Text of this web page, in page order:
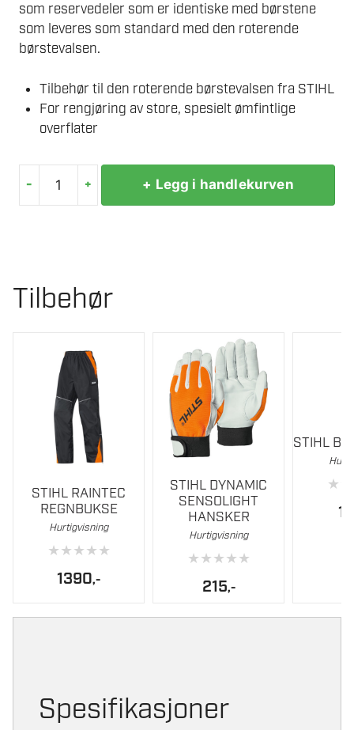
som reservedeler som er identiske med børstene
som leveres som standard med den roterende
børstevalsen.
Tilbehør til den roterende børstevalsen fra STIHL
For rengjøring av store, spesielt ømfintlige
overflater
- + + Legg i handlekurven
Tilbehør
STIHL RAINTEC
REGNBUKSE
Hurtigvisning
★★★★★
1390,-
produktet
varianter.
Alternativene
velges
STIHL DYNAMIC
SENSOLIGHT
HANSKER
Hurtigvisning
★★★★★
215,-
Dette
produktet
varianter.
velges
STIHL
★
Spesifikasjoner